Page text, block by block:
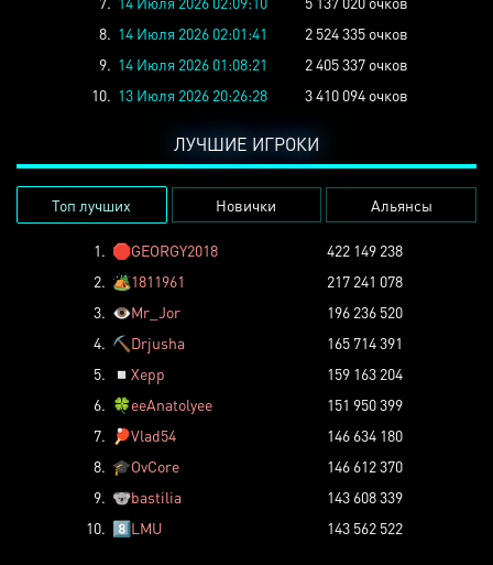
8. 14 Июля 2026 02:01:41
2 524 335 очков
9. 14 Июля 2026 01:08:21
2 405 337 очков
10. 13 Июля 2026 20:26:28 3 410 094 очков
ЛУЧШИЕ ИГРОКИ
Топ лучших Новички Альянсы
1. 🛑GEORGY2018
422 149 238
2. 🏕️1811961
217 241 078
3. 👁️Mr_Jor
196 236 520
4. ⛏️ Drjusha
165 714 391
5.
◽ Xepp
159 163 204
6. 🍀eeAnatolyee
151 950 399
7.
🏓Vlad54
146 634 180
8. 🎓OvCore
146 612 370
9. 🐨bastilia
143 608 339
10. 8️⃣LMU 143 562 522